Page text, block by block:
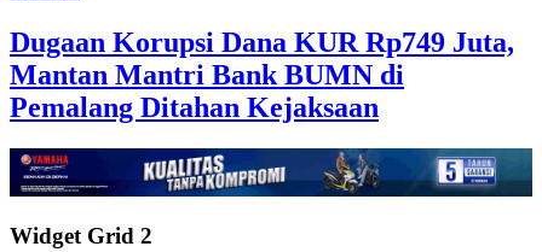
Dugaan Korupsi Dana KUR Rp749 Juta,
Mantan Mantri Bank BUMN di
Pemalang Ditahan Kejaksaan
Widget Grid 2